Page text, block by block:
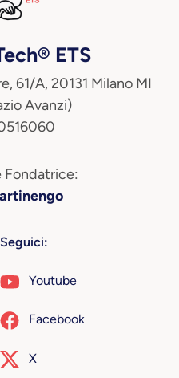
ETS
61/A, 20131 Milano MI
Avanzi)
Fondatrice:
Seguici:
Youtube
Facebook
X